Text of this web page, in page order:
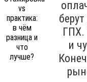
ГПХ.
и